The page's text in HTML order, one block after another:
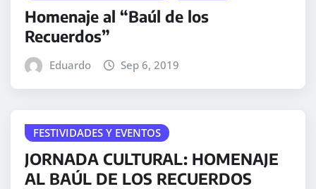
Homenaje al “Baúl de los
Recuerdos”
Eduardo Sep 6, 2019
FESTIVIDADES Y EVENTOS
JORNADA CULTURAL: HOMENAJE
AL BAÚL DE LOS RECUERDOS